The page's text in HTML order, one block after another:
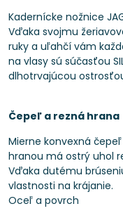
Kadernícke nožnice
Vďaka svojmu
ruky a uľahčí vám
na vlasy sú súčasťou
dlhotrvajúcou
Čepeľ a rezná hrana
Mierne konvexná
hranou má ostrý uhol
Vďaka dutému
vlastnosti na krájanie.
Oceľ a povrch